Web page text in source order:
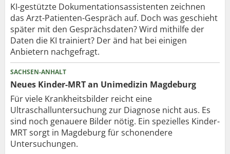
KI-gestützte Dokumentationsassistenten zeichnen
das Arzt-Patienten-Gespräch auf. Doch was geschieht
später mit den Gesprächsdaten? Wird mithilfe der
Daten die KI trainiert? Der änd hat bei einigen
Anbietern nachgefragt.
SACHSEN-ANHALT
Neues Kinder-MRT an Unimedizin Magdeburg
Für viele Krankheitsbilder reicht eine
Ultraschalluntersuchung zur Diagnose nicht aus. Es
sind noch genauere Bilder nötig. Ein spezielles Kinder-
MRT sorgt in Magdeburg für schonendere
Untersuchungen.